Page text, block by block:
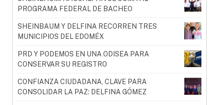
PROGRAMA FEDERAL DE BACHEO
SHEINBAUM Y DELFINA RECORREN TRES
MUNICIPIOS DEL EDOMÉX
PRD Y PODEMOS EN UNA ODISEA PARA
CONSERVAR SU REGISTRO
CONFIANZA CIUDADANA, CLAVE PARA
CONSOLIDAR LA PAZ: DELFINA GÓMEZ